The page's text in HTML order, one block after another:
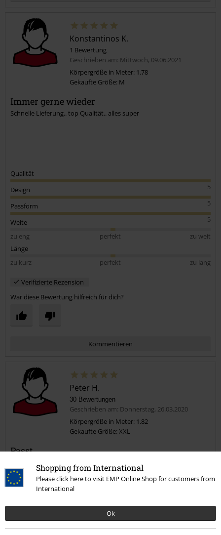
Shopping from International
Please click here to visit EMP Online Shop for customers from
International
Ok
Kommentar jetzt abschicken!
Konstantinos K.
1 Bewertung
Geschrieben am: Mittwoch, 09.06.2021
Körpergröße in Meter: 1.78
Gekaufte Größe: M
Immer gerne wieder
Schnelle Lieferung.. top Qualität.. alles super
Qualität
5
Design
5
Passform
5
Weite
zu eng
perfekt
zu weit
Länge
zu kurz
perfekt zu lang
Verifizierte Rezension
War diese Bewertung hilfreich für dich?
Kommentieren
Peter H.
30 Bewertungen
Geschrieben am: Donnerstag, 26.03.2020
Körpergröße in Meter: 1.82
Gekaufte Größe: XXL
Passt
Qualität bei Lonsdale wie erwartet gut. Die Größe passt sehr gut, fällt
also wie beschrieben aus.
Hoher Tragekomfort.
Qualität